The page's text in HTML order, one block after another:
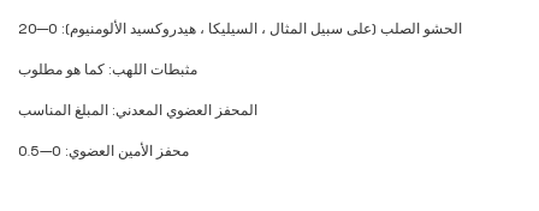
الحشو الصلب (على سبيل المثال ، السيليكا ، هيدروكسيد الألومنيوم): 0–20
مثبطات اللهب: كما هو مطلوب
المحفز العضوي المعدني: المبلغ المناسب
محفز الأمين العضوي: 0–0.5